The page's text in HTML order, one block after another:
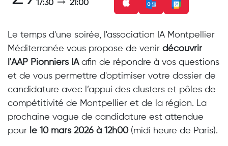
17:30
21:00
Le temps d'une soirée, l'association IA Montpellier
Méditerranée vous propose de venir découvrir
l'AAP Pionniers IAafin de répondre à vos questions
et de vous permettre d'optimiser votre dossier de
candidature avec l’appui des clusters et pôles de
compétitivité de Montpellier et de la région. La
prochaine vague de candidature est attendue
pour le 10 mars 2026 à 12h00(midi heure de Paris).